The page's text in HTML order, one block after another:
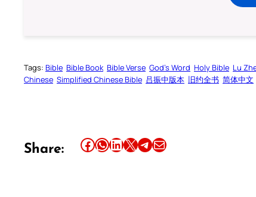
Tags: Bible Bible Book Bible Verse God’s Word Holy Bible Lu
Chinese Simplified Chinese Bible 吕振中版本 旧约全书 简体中文
Share: Share this article on Facebook Share this article on WhatsApp Share this article on LinkedIn Share this article on X Share this article on TelegramEmail this Article